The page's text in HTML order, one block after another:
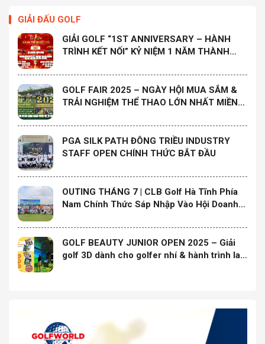
GIẢI ĐẤU GOLF
GIẢI GOLF “1ST ANNIVERSARY – HÀNH
TRÌNH KẾT NỐI” KỶ NIỆM 1 NĂM THÀNH
GOLF FAIR 2025 – NGÀY HỘI MUA SẮM &
TRẢI NGHIỆM THỂ THAO LỚN NHẤT MIỀN
PGA SILK PATH ĐÔNG TRIỀU INDUSTRY
STAFF OPEN CHÍNH THỨC BẮT ĐẦU
OUTING THÁNG 7 | CLB Golf Hà Tĩnh Phía
Nam Chính Thức Sáp Nhập Vào Hội Doanh
Chấp Hành Nhiệm Kỳ Mới
GOLF BEAUTY JUNIOR OPEN 2025 – Giải
golf 3D dành cho golfer nhí & hành trình lan